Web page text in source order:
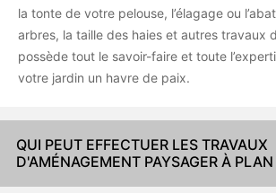
la tonte de votre pelouse, l’élagage ou
arbres, la taille des haies et autres travaux
possède tout le savoir-faire et toute
votre jardin un havre de paix.
QUI PEUT EFFECTUER LES TRAVAUX
D'AMÉNAGEMENT PAYSAGER À